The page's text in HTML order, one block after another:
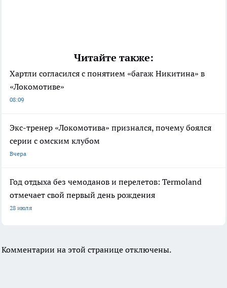
Читайте также:
Хартли согласился с понятием «багаж Никитина» в
«Локомотиве»
08:09
Экс-тренер «Локомотива» признался, почему боялся
серии с омским клубом
Вчера
Год отдыха без чемоданов и перелетов: Termoland
отмечает свой первый день рождения
28 июля
Комментарии на этой странице отключены.